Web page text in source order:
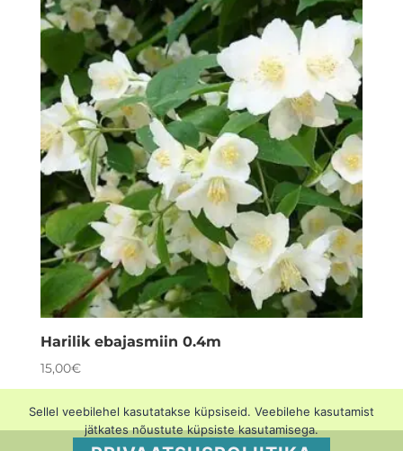
Harilik ebajasmiin 0.4m
15,00€
Sellel veebilehel kasutatakse küpsiseid. Veebilehe kasutamist
jätkates nõustute küpsiste kasutamisega.